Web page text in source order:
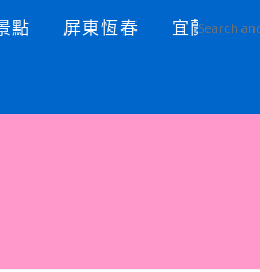
點 屏東恆春 宜蘭景點